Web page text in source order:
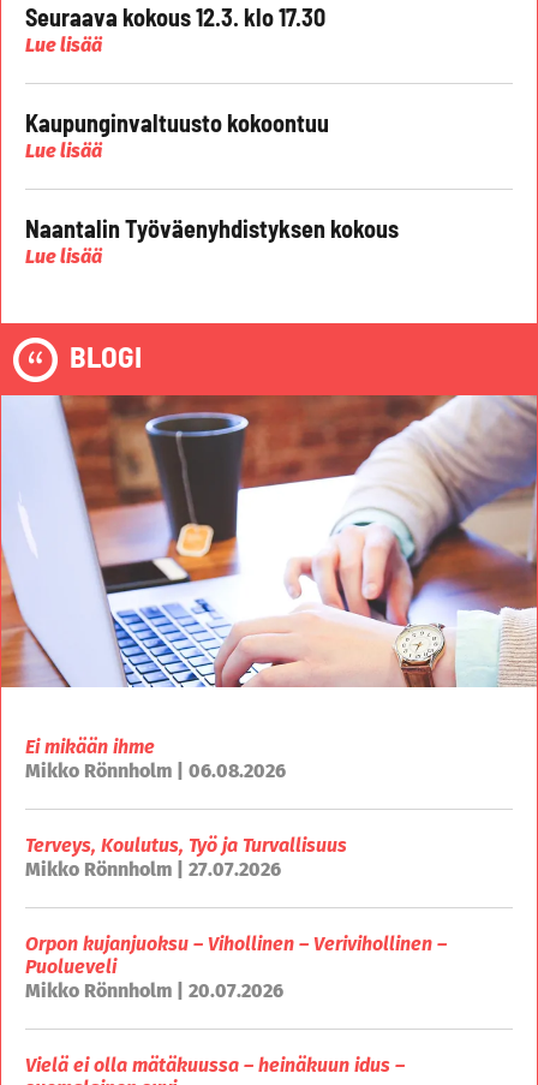
Seuraava kokous 12.3. klo 17.30
Lue lisää
Kaupunginvaltuusto kokoontuu
Lue lisää
Naantalin Työväenyhdistyksen kokous
Lue lisää
BLOGI
Ei mikään ihme
Mikko Rönnholm | 06.08.2026
Terveys, Koulutus, Työ ja Turvallisuus
Mikko Rönnholm | 27.07.2026
Orpon kujanjuoksu – Vihollinen – Verivihollinen –
Puolueveli
Mikko Rönnholm | 20.07.2026
Vielä ei olla mätäkuussa – heinäkuun idus –